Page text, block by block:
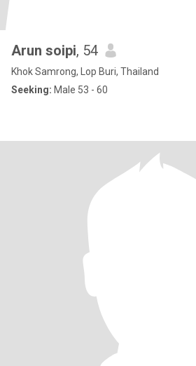
Arun soipi, 54
Khok Samrong, Lop Buri, Thailand
Seeking: Male 53 - 60